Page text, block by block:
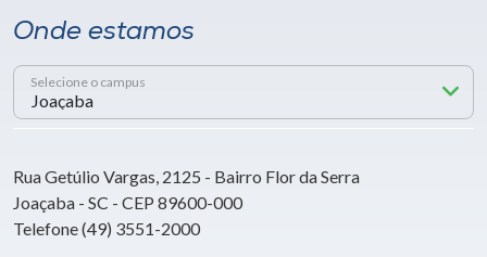
Onde estamos
Selecione o campus
Rua Getúlio Vargas, 2125 - Bairro Flor da Serra
Joaçaba - SC - CEP 89600-000
Telefone (49) 3551-2000